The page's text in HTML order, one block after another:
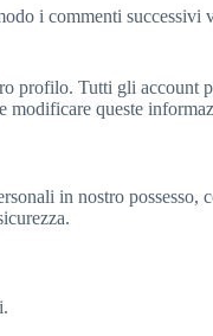
i commenti
profilo. Tutti gli
modificare queste
in nostro